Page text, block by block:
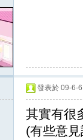
發表於 09-6-
其實有很
(有些意